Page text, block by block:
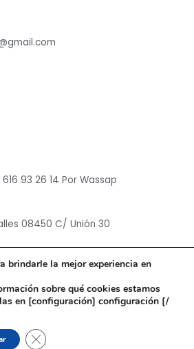
93 26 14 Por Wassap
08450 C/ Unión 30
© 2026Hun Yuan Chen
byHun Yuan Chen
brindarle la mejor experiencia en
sobre qué cookies estamos
en [configuración] configuración [/
CERRAR EL BANNER DE